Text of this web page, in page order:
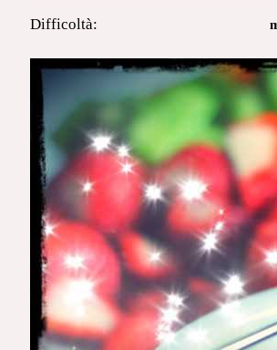
Difficoltà: